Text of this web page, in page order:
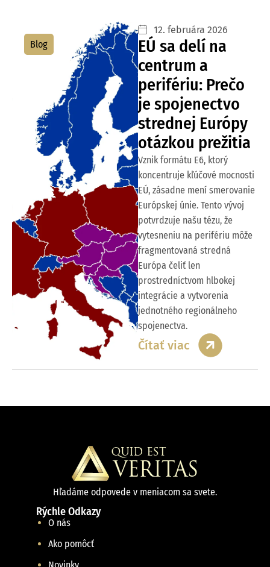
Blog
12. februára 2026
EÚ sa delí na
centrum a
perifériu: Prečo
je spojenectvo
strednej Európy
otázkou prežitia
Vznik formátu E6, ktorý
koncentruje kľúčové mocnosti
EÚ, zásadne mení smerovanie
Európskej únie. Tento vývoj
potvrdzuje našu tézu, že
vytesneniu na perifériu môže
fragmentovaná stredná
Európa čeliť len
prostredníctvom hlbokej
integrácie a vytvorenia
jednotného regionálneho
spojenectva.
Čítať viac
Hľadáme odpovede v meniacom sa svete.
Rýchle Odkazy
O nás
Ako pomôcť